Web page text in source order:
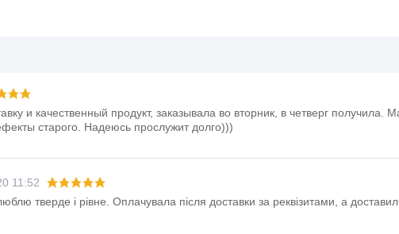
и качественный продукт, заказывала во вторник, в четверг получила.
старого. Надеюсь прослужит долго)))
11:52
тверде і рівне. Оплачувала після доставки за реквізитами, а